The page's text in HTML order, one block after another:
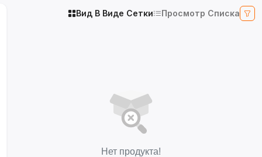
Вид В Виде Сетки Просмотр Списка
Нет продукта!